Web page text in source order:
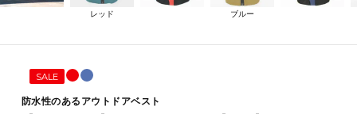
レッド ブルー
SALE
防水性のあるアウトドアベスト